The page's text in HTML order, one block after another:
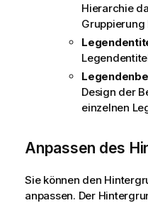
Hierarchie
Gruppierung
Design der
einzelnen
Anpassen des
Sie können den
anpassen. Der